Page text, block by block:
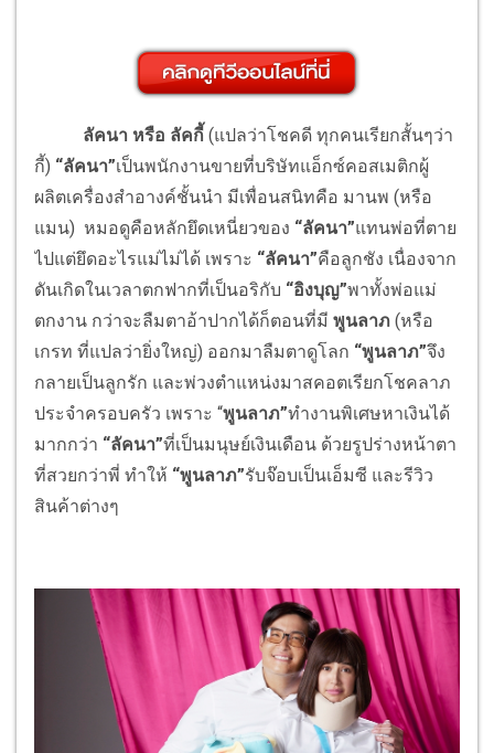
ลัคนา หรือ ลัคกี้ (แปลว่าโชคดี ทุกคนเรียกสั้นๆว่า
กี้) “ลัคนา”เป็นพนักงานขายที่บริษัทแอ็กซ์คอสเมติกผู้
ผลิตเครื่องสำอางค์ชั้นนำ มีเพื่อนสนิทคือ มานพ (หรือ
แมน) หมอดูคือหลักยึดเหนี่ยวของ “ลัคนา”แทนพ่อที่ตาย
ไปแต่ยึดอะไรแม่ไม่ได้ เพราะ “ลัคนา”คือลูกชัง เนื่องจาก
ดันเกิดในเวลาตกฟากที่เป็นอริกับ “อิงบุญ”พาทั้งพ่อแม่
ตกงาน กว่าจะลืมตาอ้าปากได้ก็ตอนที่มี พูนลาภ (หรือ
เกรท ที่แปลว่ายิ่งใหญ่) ออกมาลืมตาดูโลก “พูนลาภ”จึง
กลายเป็นลูกรัก และพ่วงตำแหน่งมาสคอตเรียกโชคลาภ
ประจำครอบครัว เพราะ “พูนลาภ”ทำงานพิเศษหาเงินได้
มากกว่า “ลัคนา”ที่เป็นมนุษย์เงินเดือน ด้วยรูปร่างหน้าตา
ที่สวยกว่าพี่ ทำให้ “พูนลาภ”รับจ๊อบเป็นเอ็มซี และรีวิว
สินค้าต่างๆ